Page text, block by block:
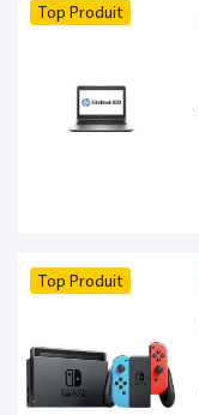
Top Produit
Top Produit